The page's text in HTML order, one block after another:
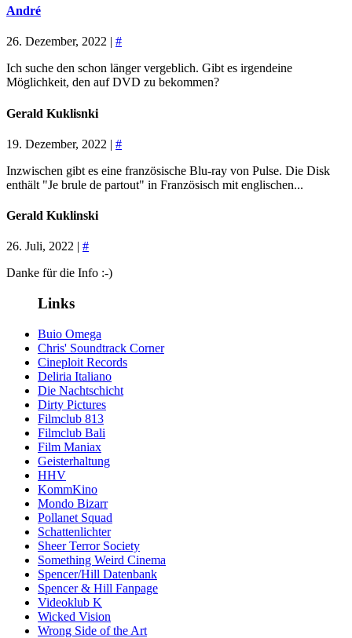
André
26. Dezember, 2022 | #
Ich suche den schon länger vergeblich. Gibt es irgendeine
Möglichkeit, den auf DVD zu bekommen?
Gerald Kuklisnki
19. Dezember, 2022 | #
Inzwischen gibt es eine französische Blu-ray von Pulse. Die Disk
enthält "Je brule de partout" in Französisch mit englischen...
Gerald Kuklinski
26. Juli, 2022 | #
Danke für die Info :-)
Links
Buio Omega
Chris' Soundtrack Corner
Cineploit Records
Deliria Italiano
Die Nachtschicht
Dirty Pictures
Filmclub 813
Filmclub Bali
Film Maniax
Geisterhaltung
HHV
KommKino
Mondo Bizarr
Pollanet Squad
Schattenlichter
Sheer Terror Society
Something Weird Cinema
Spencer/Hill Datenbank
Spencer & Hill Fanpage
Videoklub K
Wicked Vision
Wrong Side of the Art